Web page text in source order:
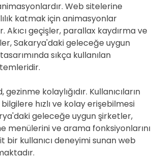
Web sitelerine
katmak için animasyonlar
Akıcı geçişler, parallax kaydırma ve
Sakarya'daki geleceğe uygun
sıkça kullanılan
kolaylığıdır. Kullanıcıların
hızlı ve kolay erişebilmesi
geleceğe uygun şirketler,
menülerini ve arama fonksiyonlarını
bir kullanıcı deneyimi sunan web